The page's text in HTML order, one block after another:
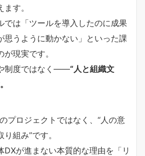
す。
では「ツールを導入したのに成果
思うように動かない」といった課
現実です。
制度ではなく――“人と組織文
プロジェクトではなく、“人の意
組み”です。
DXが進まない本質的な理由を「リ